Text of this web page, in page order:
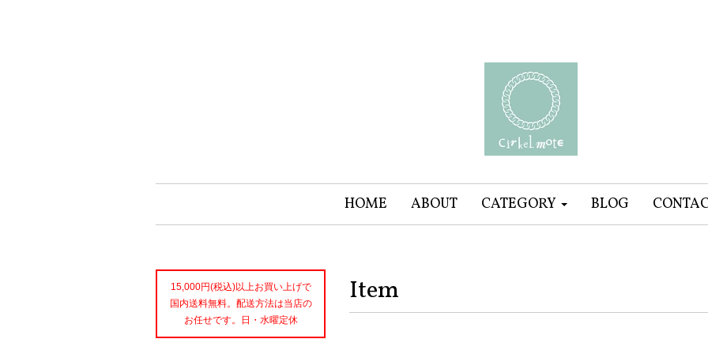
HOME ABOUT CATEGORY BLOG
Item
15,000円(税込)以上お買い上げで
国内送料無料。配送方法は当店の
お任せです。日・水曜定休